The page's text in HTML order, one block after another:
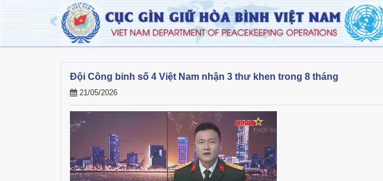
Đội Công binh số 4 Việt Nam nhận 3 thư khen trong 8 tháng
21/05/2026